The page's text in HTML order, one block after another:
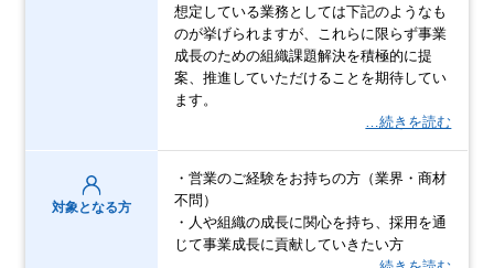
想定している業務としては下記のようなも
のが挙げられますが、これらに限らず事業
成長のための組織課題解決を積極的に提
案、推進していただけることを期待してい
ます。
…続きを読む
対象となる方
・営業のご経験をお持ちの方（業界・商材
不問）
・人や組織の成長に関心を持ち、採用を通
じて事業成長に貢献していきたい方